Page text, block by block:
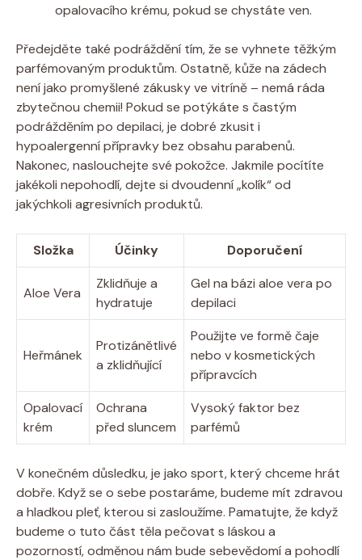
opalovacího krému, pokud se chystáte ven.
Předejděte také podráždění tím, že se vyhnete těžkým
parfémovaným produktům. Ostatně, kůže na zádech
není jako promyšlené zákusky ve vitríně – nemá ráda
zbytečnou chemii! Pokud se potýkáte s častým
podrážděním po depilaci, je dobré zkusit i
hypoalergenní přípravky bez obsahu parabenů.
Nakonec, naslouchejte své pokožce. Jakmile pocítíte
jakékoli nepohodlí, dejte si dvoudenní „kolík“ od
jakýchkoli agresivních produktů.
Složka Účinky Doporučení
Aloe Vera
Zklidňuje a
hydratuje
Gel na bázi aloe vera po
depilaci
Heřmánek
Protizánětlivé
a zklidňující
Použijte ve formě čaje
nebo v kosmetických
přípravcích
Opalovací
krém
Ochrana
před sluncem
Vysoký faktor bez
parfémů
V konečném důsledku, je jako sport, který chceme hrát
dobře. Když se o sebe postaráme, budeme mít zdravou
a hladkou pleť, kterou si zasloužíme. Pamatujte, že když
budeme o tuto část těla pečovat s láskou a
pozorností, odměnou nám bude sebevědomí a pohodlí